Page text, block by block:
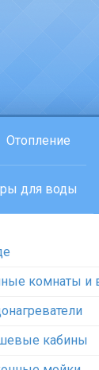
Отопление
для воды
комнаты и
кабины